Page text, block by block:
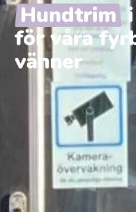
Hundtrim i
för våra
vänner